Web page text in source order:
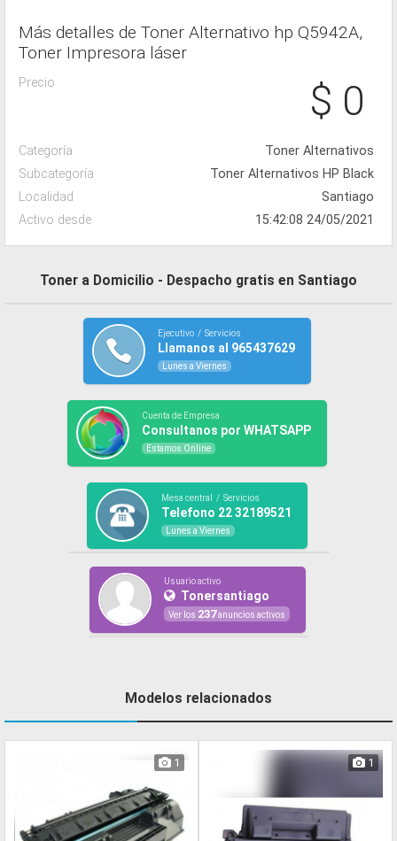
Más detalles de Toner Alternativo hp Q5942A,
Toner Impresora láser
Precio $ 0
Categoría
Toner Alternativos
Subcategoría
Toner Alternativos HP Black
Localidad
Santiago
Activo desde
15:42:08 24/05/2021
Toner a Domicilio - Despacho gratis en Santiago
Ejecutivo / Servicios
Llamanos al 965437629
Lunes a Viernes
Cuenta de Empresa
Consultanos por WHATSAPP
Estamos Online
Mesa central / Servicios
Telefono 22 32189521
Lunes a Viernes
Usuario activo
Tonersantiago
Ver los 237anuncios activos
Modelos relacionados
1 1